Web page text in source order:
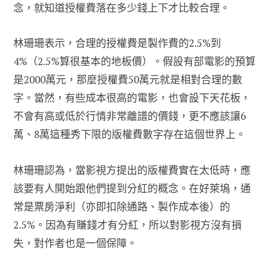
念，就知道授權費落在多少錢上下才比較合理。
林珊珊表示，合理的授權費是製作費的2.5%到
4%（2.5%算很基本的地板價）。假設有部電影的預算
是2000萬元，那麼授權費50萬元就是相對合理的數
字。當然，有些成本很高的電影，也會設下天花板，
不會有高或低於行情非常離譜的價錢，更不應該讓6
萬、8萬這種秀下限的版權費數字存在這個世界上。
林珊珊認為，當影視方提出的版權費實在太低時，應
該要有人開始跟他們提到分紅的概念。在好萊塢，通
常是票房淨利（亦即扣除通路、製作成本後）的
2.5%。因為有賺錢才有分紅，所以對影視方沒有損
失，對作者也是一個保障。